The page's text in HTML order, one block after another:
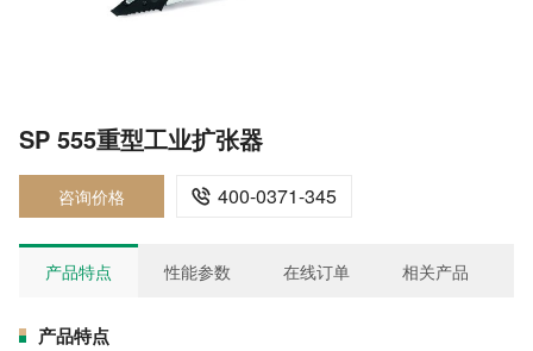
SP 555重型工业扩张器
咨询价格  400-0371-345
产品特点 性能参数 在线订单 相关产品
产品特点